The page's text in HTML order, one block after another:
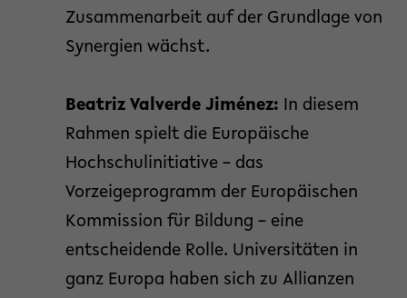
Zusammenarbeit auf der Grundlage von
Synergien wächst.
Beatriz Valverde Jiménez: In diesem
Rahmen spielt die Europäische
Hochschulinitiative – das
Vorzeigeprogramm der Europäischen
Kommission für Bildung – eine
entscheidende Rolle. Universitäten in
ganz Europa haben sich zu Allianzen